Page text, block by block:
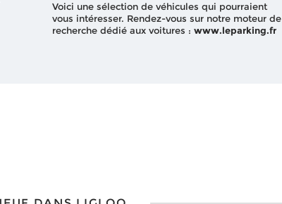
Voici une sélection de véhicules qui pourraient
vous intéresser. Rendez-vous sur notre moteur de
recherche dédié aux voitures : www.leparking.fr